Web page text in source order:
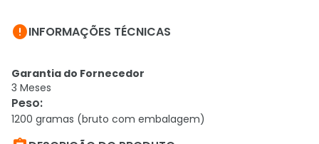
INFORMAÇÕES TÉCNICAS
Garantia do Fornecedor
3 Meses
Peso:
1200 gramas (bruto com embalagem)